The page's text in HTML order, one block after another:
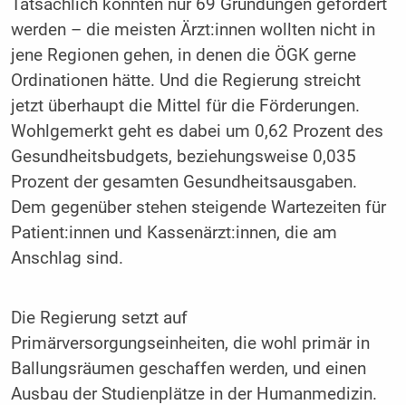
Tatsächlich konnten nur 69 Gründungen gefördert
werden – die meisten Ärzt:innen wollten nicht in
jene Regionen gehen, in denen die ÖGK gerne
Ordinationen hätte. Und die Regierung streicht
jetzt überhaupt die Mittel für die Förderungen.
Wohlgemerkt geht es dabei um 0,62 Prozent des
Gesundheitsbudgets, beziehungsweise 0,035
Prozent der gesamten Gesundheitsausgaben.
Dem gegenüber stehen steigende Wartezeiten für
Patient:innen und Kassenärzt:innen, die am
Anschlag sind.
Die Regierung setzt auf
Primärversorgungseinheiten, die wohl primär in
Ballungsräumen geschaffen werden, und einen
Ausbau der Studienplätze in der Humanmedizin.